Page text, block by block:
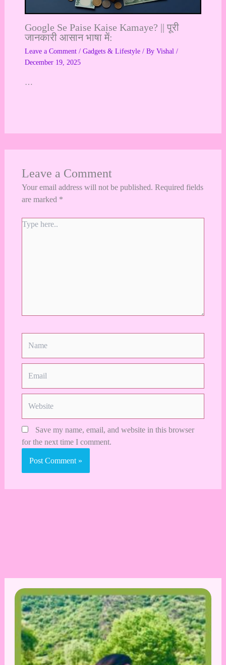
Google Se Paise Kaise Kamaye? || पूरी
जानकारी आसान भाषा में:
Leave a Comment / Gadgets & Lifestyle/ By Vishal /
December 19, 2025
…
Leave a Comment
Your email address will not be published. Required fields
are marked *
Type
Save my name, email, and website in this browser
for the next time I comment.